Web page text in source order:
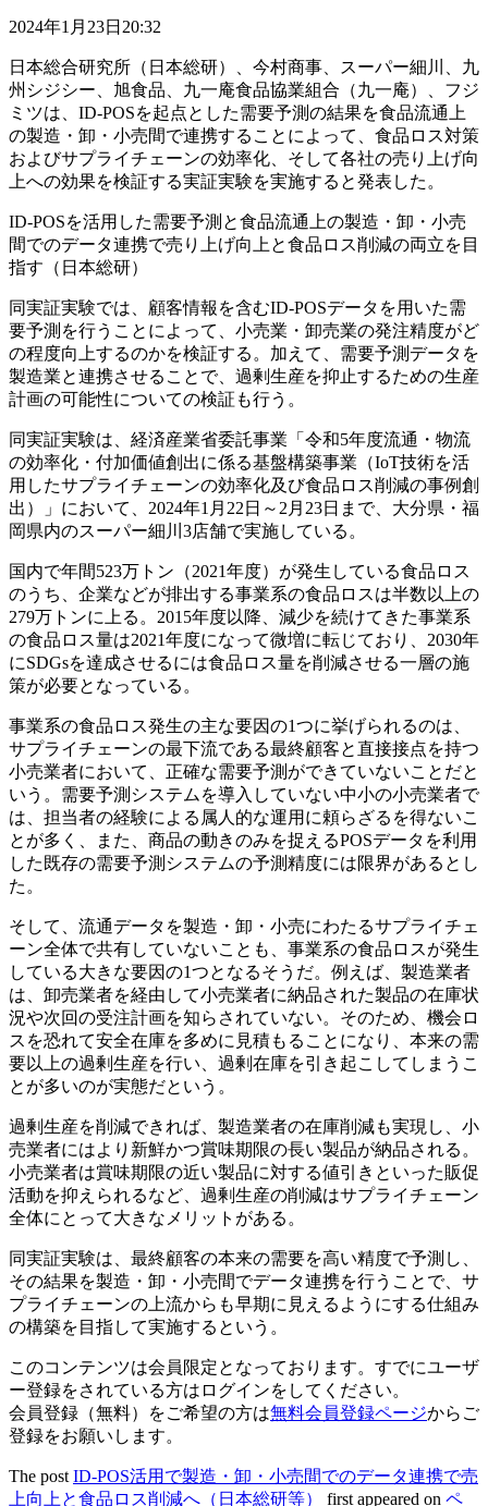
2024年1月23日20:32
日本総合研究所（日本総研）、今村商事、スーパー細川、九
州シジシー、旭食品、九一庵食品協業組合（九一庵）、フジ
ミツは、ID-POSを起点とした需要予測の結果を食品流通上
の製造・卸・小売間で連携することによって、食品ロス対策
およびサプライチェーンの効率化、そして各社の売り上げ向
上への効果を検証する実証実験を実施すると発表した。
ID-POSを活用した需要予測と食品流通上の製造・卸・小売
間でのデータ連携で売り上げ向上と食品ロス削減の両立を目
指す（日本総研）
同実証実験では、顧客情報を含むID-POSデータを用いた需
要予測を行うことによって、小売業・卸売業の発注精度がど
の程度向上するのかを検証する。加えて、需要予測データを
製造業と連携させることで、過剰生産を抑止するための生産
計画の可能性についての検証も行う。
同実証実験は、経済産業省委託事業「令和5年度流通・物流
の効率化・付加価値創出に係る基盤構築事業（IoT技術を活
用したサプライチェーンの効率化及び食品ロス削減の事例創
出）」において、2024年1月22日～2月23日まで、大分県・福
岡県内のスーパー細川3店舗で実施している。
国内で年間523万トン（2021年度）が発生している食品ロス
のうち、企業などが排出する事業系の食品ロスは半数以上の
279万トンに上る。2015年度以降、減少を続けてきた事業系
の食品ロス量は2021年度になって微増に転じており、2030年
にSDGsを達成させるには食品ロス量を削減させる一層の施
策が必要となっている。
事業系の食品ロス発生の主な要因の1つに挙げられるのは、
サプライチェーンの最下流である最終顧客と直接接点を持つ
小売業者において、正確な需要予測ができていないことだと
いう。需要予測システムを導入していない中小の小売業者で
は、担当者の経験による属人的な運用に頼らざるを得ないこ
とが多く、また、商品の動きのみを捉えるPOSデータを利用
した既存の需要予測システムの予測精度には限界があるとし
た。
そして、流通データを製造・卸・小売にわたるサプライチェ
ーン全体で共有していないことも、事業系の食品ロスが発生
している大きな要因の1つとなるそうだ。例えば、製造業者
は、卸売業者を経由して小売業者に納品された製品の在庫状
況や次回の受注計画を知らされていない。そのため、機会ロ
スを恐れて安全在庫を多めに見積もることになり、本来の需
要以上の過剰生産を行い、過剰在庫を引き起こしてしまうこ
とが多いのが実態だという。
過剰生産を削減できれば、製造業者の在庫削減も実現し、小
売業者にはより新鮮かつ賞味期限の長い製品が納品される。
小売業者は賞味期限の近い製品に対する値引きといった販促
活動を抑えられるなど、過剰生産の削減はサプライチェーン
全体にとって大きなメリットがある。
同実証実験は、最終顧客の本来の需要を高い精度で予測し、
その結果を製造・卸・小売間でデータ連携を行うことで、サ
プライチェーンの上流からも早期に見えるようにする仕組み
の構築を目指して実施するという。
このコンテンツは会員限定となっております。すでにユーザ
ー登録をされている方はログインをしてください。
会員登録（無料）をご希望の方は無料会員登録ページからご
登録をお願いします。
The post ID-POS活用で製造・卸・小売間でのデータ連携で売
上向上と食品ロス削減へ（日本総研等）
first appeared on ペ